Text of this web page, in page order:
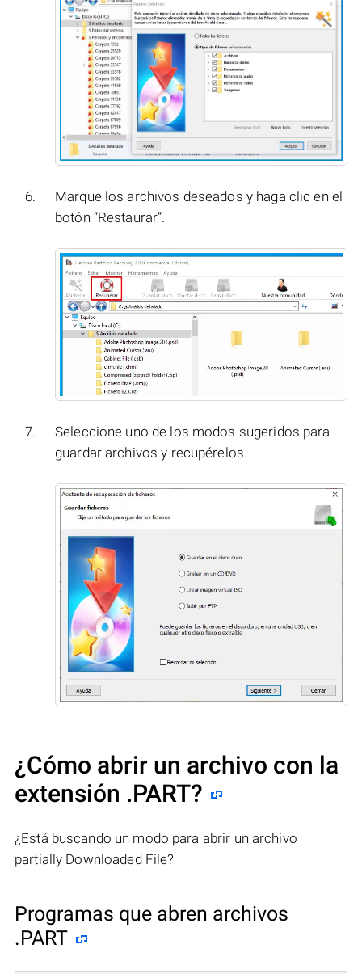
Marque los archivos deseados y haga clic en el
botón “Restaurar”.
Seleccione uno de los modos sugeridos para
guardar archivos y recupérelos.
¿Cómo abrir un archivo con la
extensión .PART?
¿Está buscando un modo para abrir un archivo
partially Downloaded File?
Programas que abren archivos
.PART